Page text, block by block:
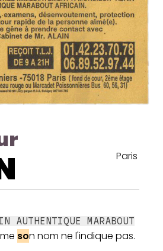
Paris
AUTHENTIQUE MARABOUT
son nom ne l'indique pas.